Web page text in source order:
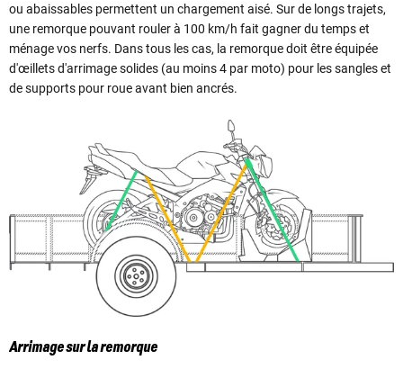
ou abaissables permettent un chargement aisé. Sur de longs trajets,
une remorque pouvant rouler à 100 km/h fait gagner du temps et
ménage vos nerfs. Dans tous les cas, la remorque doit être équipée
d'œillets d'arrimage solides (au moins 4 par moto) pour les sangles et
de supports pour roue avant bien ancrés.
Arrimage sur la remorque